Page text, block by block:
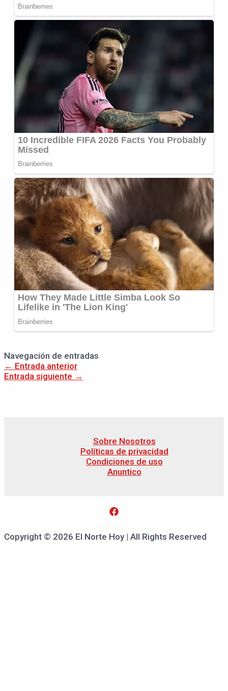
Navegación de entradas
← Entrada anterior
Entrada siguiente →
Sobre Nosotros
Políticas de privacidad
Condiciones de uso
Anuntico
Copyright © 2026 El Norte Hoy | All Rights Reserved